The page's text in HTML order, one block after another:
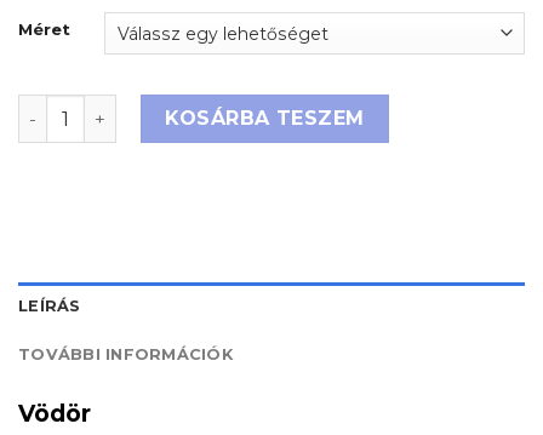
Méret
Vödör 9,5l/14,5l mennyiségKOSÁRBA TESZEM
LEÍRÁS
TOVÁBBI INFORMÁCIÓK
Vödör